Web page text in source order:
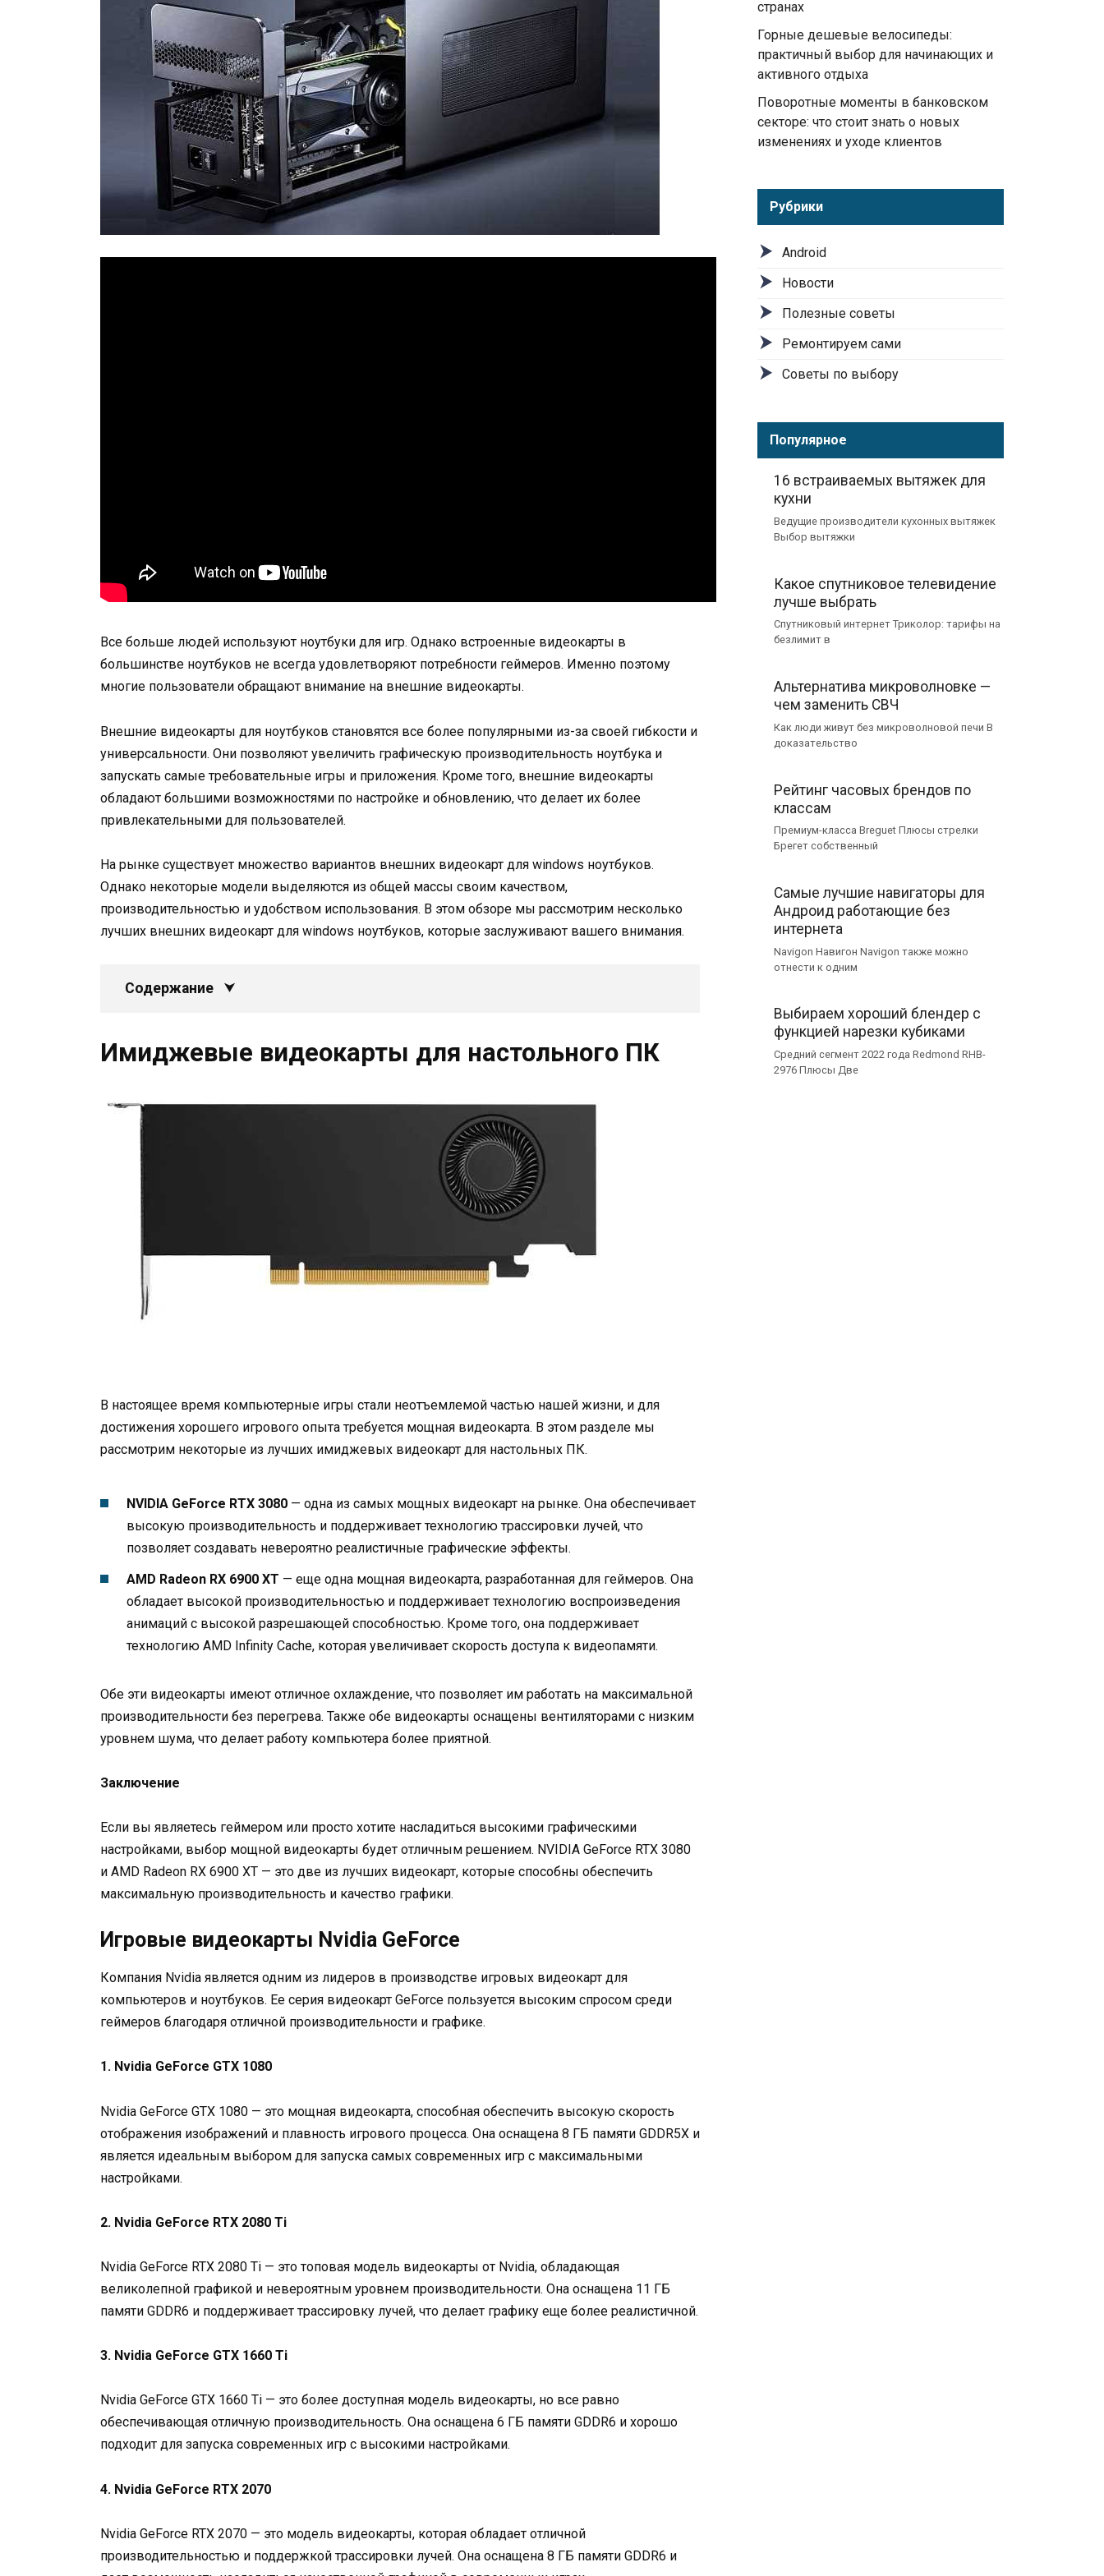
Все больше людей используют ноутбуки для игр. Однако встроенные видеокарты в
большинстве ноутбуков не всегда удовлетворяют потребности геймеров. Именно поэтому
многие пользователи обращают внимание на внешние видеокарты.
Внешние видеокарты для ноутбуков становятся все более популярными из-за своей гибкости и
универсальности. Они позволяют увеличить графическую производительность ноутбука и
запускать самые требовательные игры и приложения. Кроме того, внешние видеокарты
обладают большими возможностями по настройке и обновлению, что делает их более
привлекательными для пользователей.
На рынке существует множество вариантов внешних видеокарт для windows ноутбуков.
Однако некоторые модели выделяются из общей массы своим качеством,
производительностью и удобством использования. В этом обзоре мы рассмотрим несколько
лучших внешних видеокарт для windows ноутбуков, которые заслуживают вашего внимания.
Содержание
Имиджевые видеокарты для настольного ПК
В настоящее время компьютерные игры стали неотъемлемой частью нашей жизни, и для
достижения хорошего игрового опыта требуется мощная видеокарта. В этом разделе мы
рассмотрим некоторые из лучших имиджевых видеокарт для настольных ПК.
NVIDIA GeForce RTX 3080 — одна из самых мощных видеокарт на рынке. Она обеспечивает
высокую производительность и поддерживает технологию трассировки лучей, что
позволяет создавать невероятно реалистичные графические эффекты.
AMD Radeon RX 6900 XT — еще одна мощная видеокарта, разработанная для геймеров. Она
обладает высокой производительностью и поддерживает технологию воспроизведения
анимаций с высокой разрешающей способностью. Кроме того, она поддерживает
технологию AMD Infinity Cache, которая увеличивает скорость доступа к видеопамяти.
Обе эти видеокарты имеют отличное охлаждение, что позволяет им работать на максимальной
производительности без перегрева. Также обе видеокарты оснащены вентиляторами с низким
уровнем шума, что делает работу компьютера более приятной.
Заключение
Если вы являетесь геймером или просто хотите насладиться высокими графическими
настройками, выбор мощной видеокарты будет отличным решением. NVIDIA GeForce RTX 3080
и AMD Radeon RX 6900 XT — это две из лучших видеокарт, которые способны обеспечить
максимальную производительность и качество графики.
Игровые видеокарты Nvidia GeForce
Компания Nvidia является одним из лидеров в производстве игровых видеокарт для
компьютеров и ноутбуков. Ее серия видеокарт GeForce пользуется высоким спросом среди
геймеров благодаря отличной производительности и графике.
1. Nvidia GeForce GTX 1080
Nvidia GeForce GTX 1080 — это мощная видеокарта, способная обеспечить высокую скорость
отображения изображений и плавность игрового процесса. Она оснащена 8 ГБ памяти GDDR5X и
является идеальным выбором для запуска самых современных игр с максимальными
настройками.
2. Nvidia GeForce RTX 2080 Ti
Nvidia GeForce RTX 2080 Ti — это топовая модель видеокарты от Nvidia, обладающая
великолепной графикой и невероятным уровнем производительности. Она оснащена 11 ГБ
памяти GDDR6 и поддерживает трассировку лучей, что делает графику еще более реалистичной.
3. Nvidia GeForce GTX 1660 Ti
Nvidia GeForce GTX 1660 Ti — это более доступная модель видеокарты, но все равно
обеспечивающая отличную производительность. Она оснащена 6 ГБ памяти GDDR6 и хорошо
подходит для запуска современных игр с высокими настройками.
4. Nvidia GeForce RTX 2070
Nvidia GeForce RTX 2070 — это модель видеокарты, которая обладает отличной
производительностью и поддержкой трассировки лучей. Она оснащена 8 ГБ памяти GDDR6 и
странах
Горные дешевые велосипеды:
практичный выбор для начинающих и
активного отдыха
Поворотные моменты в банковском
секторе: что стоит знать о новых
изменениях и уходе клиентов
Рубрики
Android
Новости
Полезные советы
Ремонтируем сами
Советы по выбору
Популярное
16 встраиваемых вытяжек для
кухни
Ведущие производители кухонных вытяжек
Выбор вытяжки
Какое спутниковое телевидение
лучше выбрать
Спутниковый интернет Триколор: тарифы на
безлимит в
Альтернатива микроволновке —
чем заменить СВЧ
Как люди живут без микроволновой печи В
доказательство
Рейтинг часовых брендов по
классам
Премиум-класса Breguet Плюсы стрелки
Брегет собственный
Самые лучшие навигаторы для
Андроид работающие без
интернета
Navigon Навигон Navigon также можно
отнести к одним
Выбираем хороший блендер с
функцией нарезки кубиками
Средний сегмент 2022 года Redmond RHB-
2976 Плюсы Две